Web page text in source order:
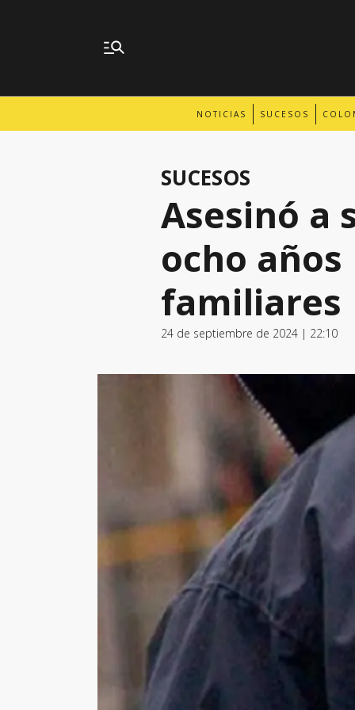
NOTICIAS SUCESOS
SUCESOS
Asesinó a
ocho
familiares
24 de septiembre de 2024 | 22:10